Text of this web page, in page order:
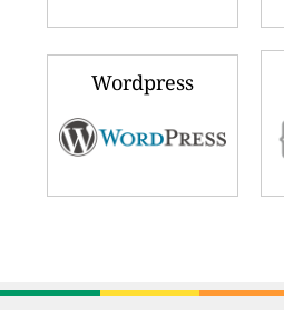
Wordpress